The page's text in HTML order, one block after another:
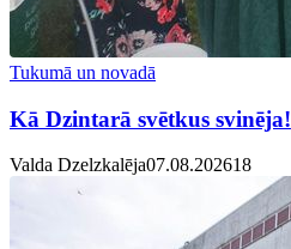
Tukumā un novadā
Kā Dzintarā svētkus svinēja!
Valda Dzelzkalēja07.08.202618